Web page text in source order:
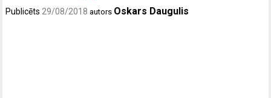
Publicēts 29/08/2018 autors Oskars Daugulis